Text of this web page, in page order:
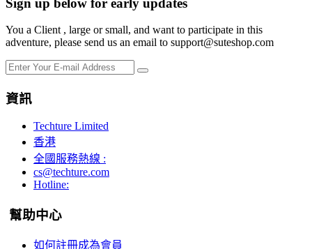
Sign up below for early updates
You a Client , large or small, and want to participate in this
adventure, please send us an email to support@suteshop.com
資訊
Techture Limited
香港
全國服務熱線 :
cs@techture.com
Hotline:
幫助中心
如何註冊成為會員